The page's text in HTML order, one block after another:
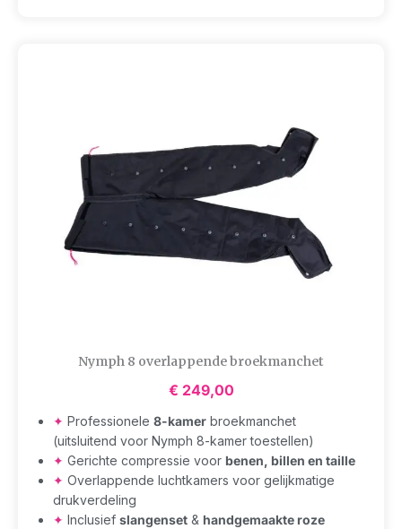
Nymph 8 overlappende broekmanchet
€ 249,00
✦ Professionele 8-kamer broekmanchet
(uitsluitend voor Nymph 8-kamer toestellen)
✦ Gerichte compressie voor benen, billen en taille
✦ Overlappende luchtkamers voor gelijkmatige
drukverdeling
✦ Inclusief slangenset & handgemaakte roze